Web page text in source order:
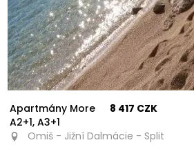
Apartmány More
A2+1, A3+1
8 417 CZK
Omiš - Jižní Dalmácie - Split